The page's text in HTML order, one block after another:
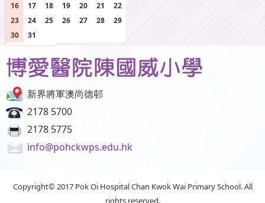
16
17 18 19 20 21
22
23
24 25 26 27 28
29
30
31
新界將軍澳尚德邨
2178 5700
2178 5775
info@pohckwps.edu.hk
Copyright© 2017 Pok Oi Hospital Chan Kwok Wai Primary School. All
rights reserved.